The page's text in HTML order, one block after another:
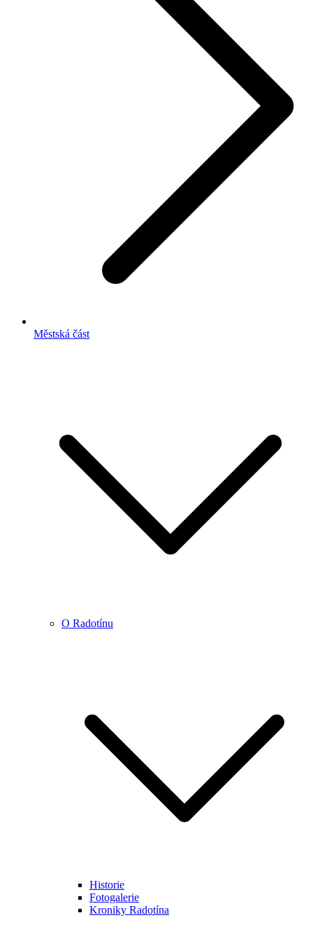
Městská část
O Radotínu
Historie
Fotogalerie
Kroniky Radotína